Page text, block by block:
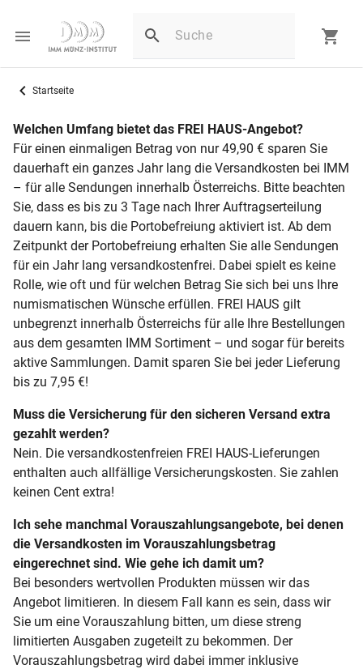
Startseite
Welchen Umfang bietet das FREI HAUS-Angebot?
Für einen einmaligen Betrag von nur 49,90 € sparen Sie
dauerhaft ein ganzes Jahr lang die Versandkosten bei IMM
– für alle Sendungen innerhalb Österreichs. Bitte beachten
Sie, dass es bis zu 3 Tage nach Ihrer Auftragserteilung
dauern kann, bis die Portobefreiung aktiviert ist. Ab dem
Zeitpunkt der Portobefreiung erhalten Sie alle Sendungen
für ein Jahr lang versandkostenfrei. Dabei spielt es keine
Rolle, wie oft und für welchen Betrag Sie sich bei uns Ihre
numismatischen Wünsche erfüllen. FREI HAUS gilt
unbegrenzt innerhalb Österreichs für alle Ihre Bestellungen
aus dem gesamten IMM Sortiment – und sogar für bereits
aktive Sammlungen. Damit sparen Sie bei jeder Lieferung
bis zu 7,95 €!
Muss die Versicherung für den sicheren Versand extra
gezahlt werden?
Nein. Die versandkostenfreien FREI HAUS-Lieferungen
enthalten auch allfällige Versicherungskosten. Sie zahlen
keinen Cent extra!
Ich sehe manchmal Vorauszahlungsangebote, bei denen
die Versandkosten im Vorauszahlungsbetrag
eingerechnet sind. Wie gehe ich damit um?
Bei besonders wertvollen Produkten müssen wir das
Angebot limitieren. In diesem Fall kann es sein, dass wir
Sie um eine Vorauszahlung bitten, um diese streng
limitierten Ausgaben zugeteilt zu bekommen. Der
Vorauszahlungsbetrag wird dabei immer inklusive